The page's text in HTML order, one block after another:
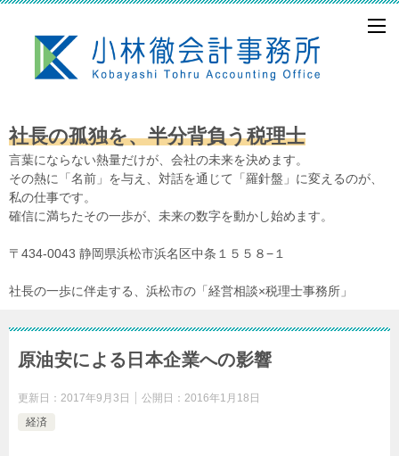
社長の孤独を、半分背負う税理士
言葉にならない熱量だけが、会社の未来を決めます。
その熱に「名前」を与え、対話を通じて「羅針盤」に変えるのが、
私の仕事です。
確信に満ちたその一歩が、未来の数字を動かし始めます。
〒434-0043 静岡県浜松市浜名区中条１５５８−１
社長の一歩に伴走する、浜松市の「経営相談×税理士事務所」
原油安による日本企業への影響
更新日： 2017年9月3日 公開日： 2016年1月18日
経済